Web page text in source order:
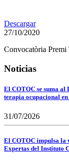
Descargar
27/10/2020
Convocatòria
Noticias
El COTOC se suma
terapia ocupacional
31/07/2026
El COTOC impulsa la
Expertas del Instituto